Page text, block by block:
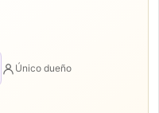
Único dueño